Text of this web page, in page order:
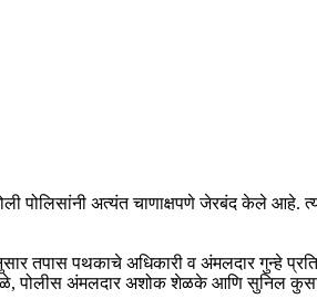
पोलिसांनी अत्यंत चाणाक्षपणे जेरबंद केले
तपास पथकाचे अधिकारी व अंमलदार गुन्हे
पोलीस अंमलदार अशोक शेळके आणि सुनिल